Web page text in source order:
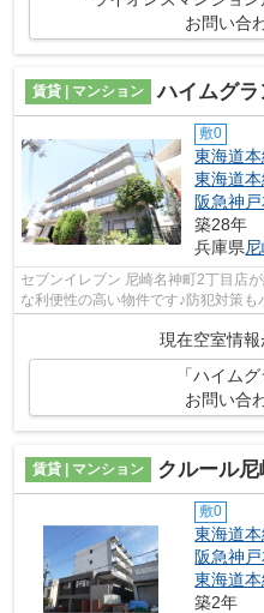
お問い合
賃貸 | マンション ハイムグラ
敷0
東海道本
東海道本
阪急神
築28年
兵庫県
セブンイレブン 尼崎名神町2丁目店
な利便性の高い物件です♪防犯対策
現在空室情報
「ハイム
お問い合
賃貸 | マンション クルール尼
敷0
東海道本
阪急神
東海道本
築2年